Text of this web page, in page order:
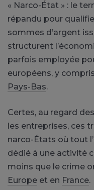
« Narco-État » : le
répandu pour
sommes d’argent
structurent
parfois employée
européens, y
Pays-Bas.
Certes, au regard
les entreprises, ces
narco-États où tout
dédié à une activité
moins que le crime
Europe et en France.